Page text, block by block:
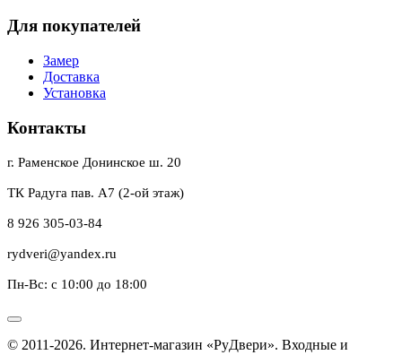
Для покупателей
Замер
Доставка
Установка
Контакты
г. Раменское Донинское ш. 20
ТК Радуга пав. А7 (2-ой этаж)
8 926 305-03-84
rydveri@yandex.ru
Пн-Вс: с 10:00 до 18:00
© 2011-2026. Интернет-магазин «РуДвери». Входные и